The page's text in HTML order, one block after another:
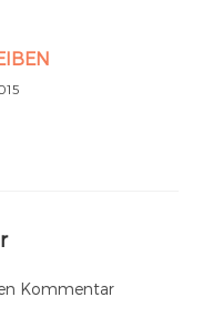
Kommentar